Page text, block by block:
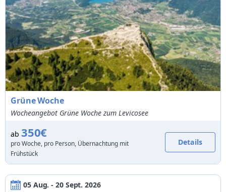
Grüne Woche
Wocheangebot Grüne Woche zum Levicosee
ab 350€
pro Woche, pro Person, Übernachtung mit
Frühstück
Details
05 Aug. - 20 Sept. 2026